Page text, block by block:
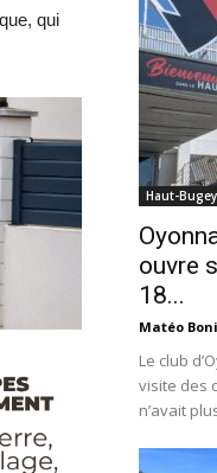
qui
Haut-Bugey
ouvre
18...
Matéo
Le club
visite des
n’avait